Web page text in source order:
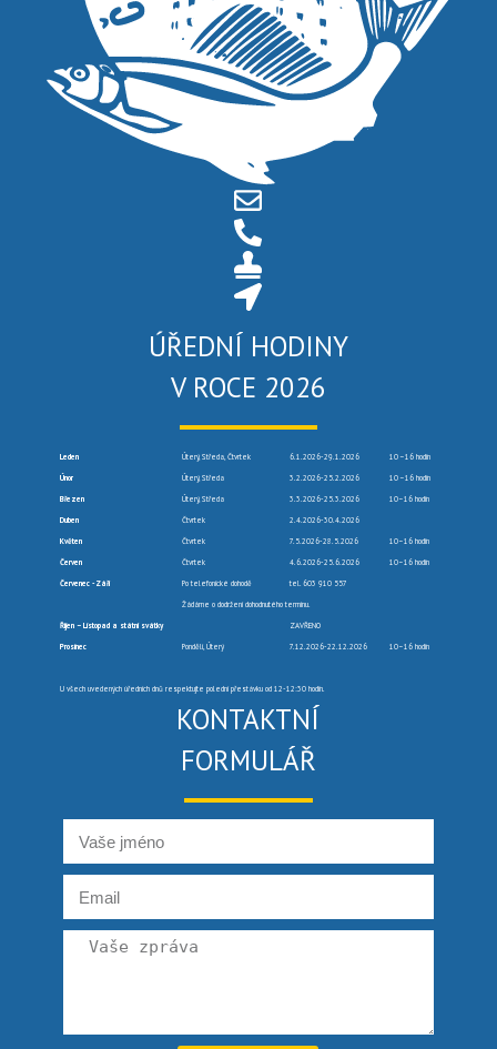
ÚŘEDNÍ HODINY
V ROCE 2026
Leden Úterý, Středa, Čtvrtek 6.1.2026-29.1.2026 10 –16 hodin
Únor Úterý, Středa 3.2.2026-25.2.2026 10 –16 hodin
Březen Úterý, Středa 3.3.2026-25.3.2026 10–16 hodin
Duben Čtvrtek 2.4.2026-30.4.2026
Květen Čtvrtek 7.5.2026-28.5.2026 10–16 hodin
Červen Čtvrtek 4.6.2026-25.6.2026 10–16 hodin
Červenec -Září Po telefonické dohodě tel. 603 910 557
Žádáme o dodržení dohodnutého termínu.
Říjen – Listopad a státní svátky ZAVŘENO
Prosinec Pondělí, Úterý 7.12.2026-22.12.2026 10–16 hodin
U všech uvedených úředních dnů respektujte polední přestávku od 12-12:30 hodin.
KONTAKTNÍ
FORMULÁŘ